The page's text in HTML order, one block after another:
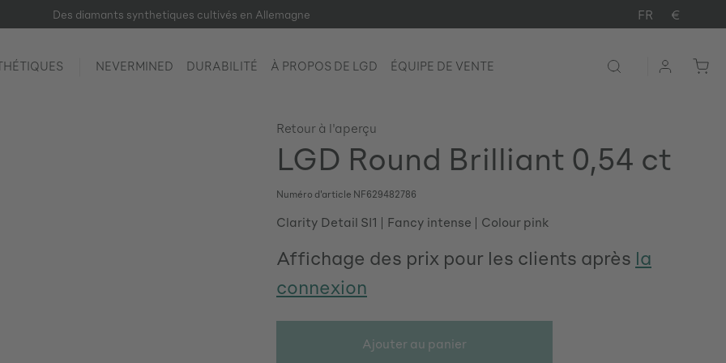
Des diamants synthetiques cultivés en Allemagne FR €
NEVERMINED DURABILITÉ À PROPOS DE LGD ÉQUIPE DE VENTE
Retour à l'aperçu
LGD Round Brilliant 0,54 ct
Numéro d'article NF629482786
Clarity Detail SI1 Fancy intense Colour pink
Affichage des prix pour les clients après la
connexion
Ajouter au panier